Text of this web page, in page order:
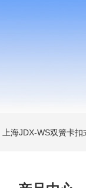
上海JDX-WS双簧卡